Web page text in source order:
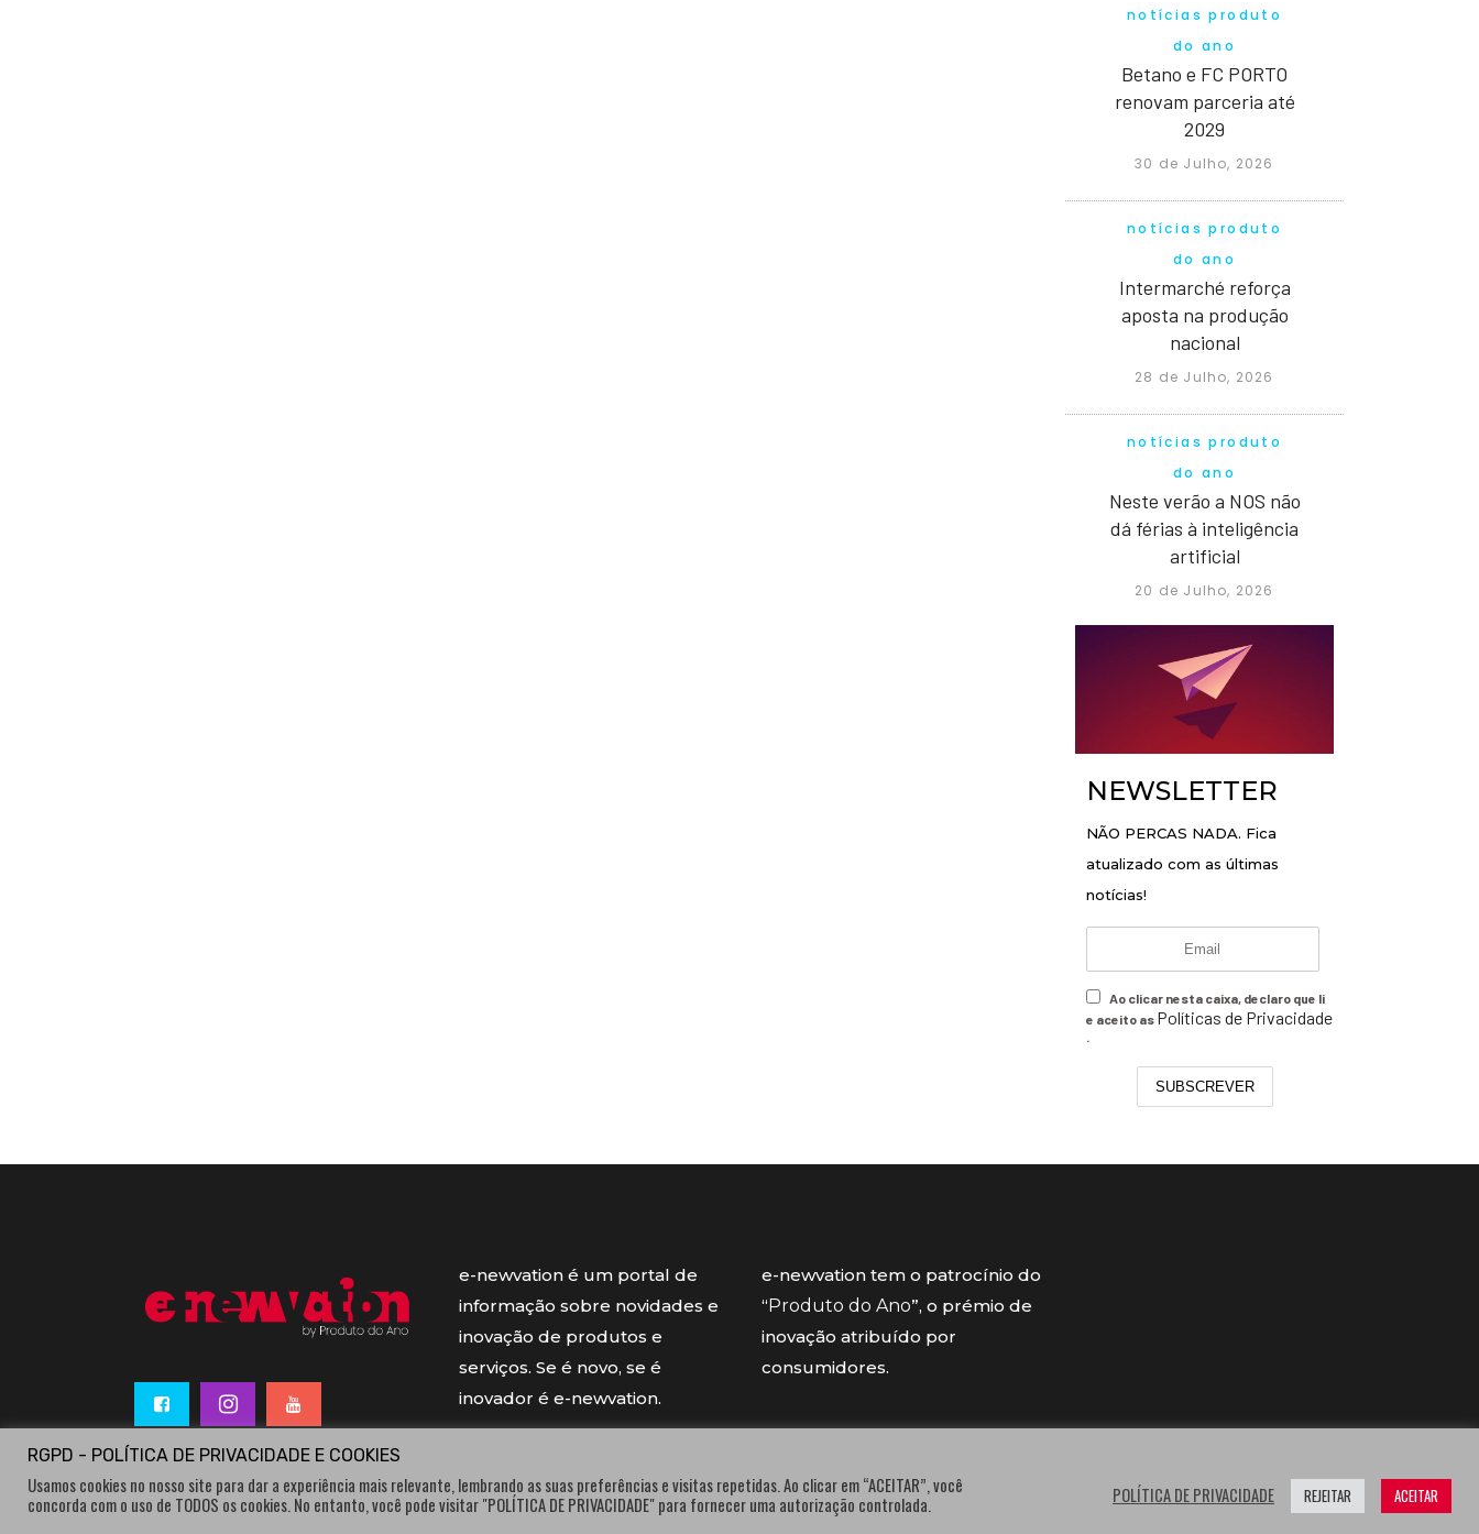
notícias produto
do ano
Betano e FC PORTO
renovam parceria até
2029
30 de Julho, 2026
notícias produto
do ano
Intermarché reforça
aposta na produção
nacional
28 de Julho, 2026
notícias produto
do ano
Neste verão a NOS não
dá férias à inteligência
artificial
20 de Julho, 2026
NEWSLETTER
NÃO PERCAS NADA. Fica
atualizado com as últimas
notícias!
Ao clicar nesta caixa, declaro que li
e aceito as Políticas de Privacidade
.
SUBSCREVER
e-newvation é um portal de
informação sobre novidades e
inovação de produtos e
serviços. Se é novo, se é
inovador é e-newvation.
e-newvation tem o patrocínio do
“ Produto do Ano”, o prémio de
inovação atribuído por
consumidores.
RGPD - POLÍTICA DE PRIVACIDADE E COOKIES
Usamos cookies no nosso site para dar a experiência mais relevante, lembrando as suas preferências e visitas repetidas. Ao clicar em “ACEITAR”, você
concorda com o uso de TODOS os cookies. No entanto, você pode visitar "POLÍTICA DE PRIVACIDADE" para fornecer uma autorização controlada.
POLÍTICA DE PRIVACIDADE REJEITAR ACEITAR